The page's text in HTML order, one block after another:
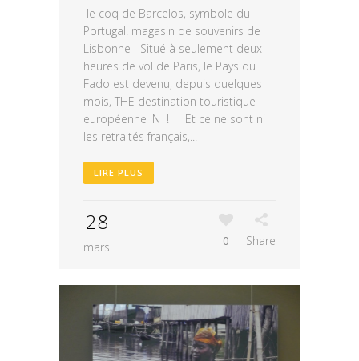
le coq de Barcelos, symbole du
Portugal. magasin de souvenirs de
Lisbonne Situé à seulement deux
heures de vol de Paris, le Pays du
Fado est devenu, depuis quelques
mois, THE destination touristique
européenne IN ! Et ce ne sont ni
les retraités français,...
LIRE PLUS
28
mars 0 Share